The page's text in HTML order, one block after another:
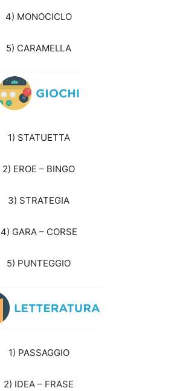
4) MONOCICLO
5) CARAMELLA
1) STATUETTA
2) EROE – BINGO
3) STRATEGIA
4) GARA – CORSE
5) PUNTEGGIO
1) PASSAGGIO
2) IDEA – FRASE